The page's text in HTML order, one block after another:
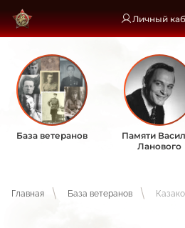
Личный
База ветеранов
Памяти
Ланового
Главная База ветеранов